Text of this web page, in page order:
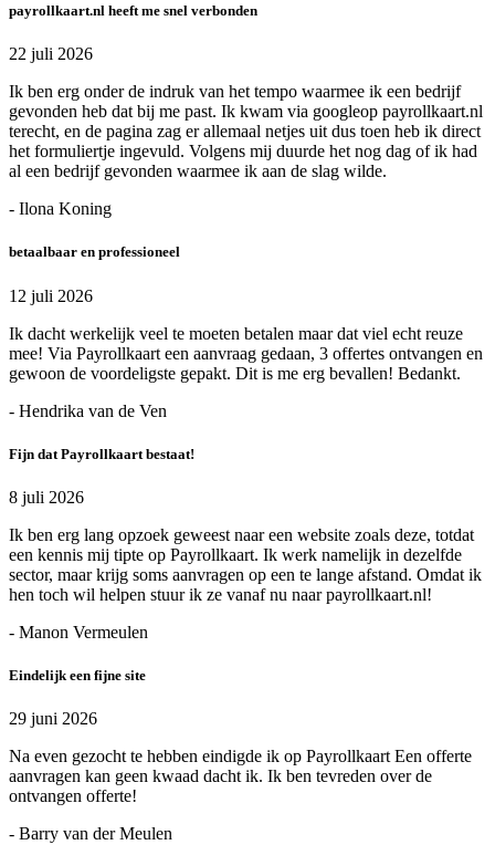
payrollkaart.nl heeft me snel verbonden
22 juli 2026
Ik ben erg onder de indruk van het tempo waarmee ik een bedrijf
gevonden heb dat bij me past. Ik kwam via googleop payrollkaart.nl
terecht, en de pagina zag er allemaal netjes uit dus toen heb ik direct
het formuliertje ingevuld. Volgens mij duurde het nog dag of ik had
al een bedrijf gevonden waarmee ik aan de slag wilde.
- Ilona Koning
betaalbaar en professioneel
12 juli 2026
Ik dacht werkelijk veel te moeten betalen maar dat viel echt reuze
mee! Via Payrollkaart een aanvraag gedaan, 3 offertes ontvangen en
gewoon de voordeligste gepakt. Dit is me erg bevallen! Bedankt.
- Hendrika van de Ven
Fijn dat Payrollkaart bestaat!
8 juli 2026
Ik ben erg lang opzoek geweest naar een website zoals deze, totdat
een kennis mij tipte op Payrollkaart. Ik werk namelijk in dezelfde
sector, maar krijg soms aanvragen op een te lange afstand. Omdat ik
hen toch wil helpen stuur ik ze vanaf nu naar payrollkaart.nl!
- Manon Vermeulen
Eindelijk een fijne site
29 juni 2026
Na even gezocht te hebben eindigde ik op Payrollkaart Een offerte
aanvragen kan geen kwaad dacht ik. Ik ben tevreden over de
ontvangen offerte!
- Barry van der Meulen